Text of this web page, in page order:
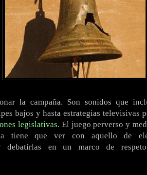
la campaña. Son sonidos que
bajos y hasta estrategias televisivas
legislativas. El juego perverso y
tiene que ver con aquello de
debatirlas en un marco de